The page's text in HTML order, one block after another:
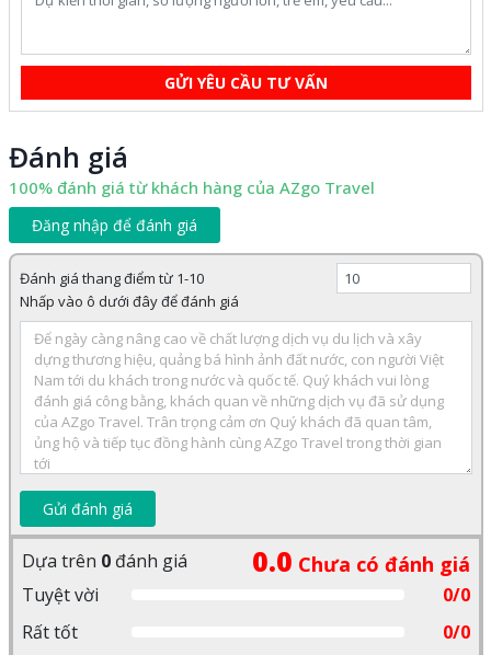
GỬI YÊU CẦU TƯ VẤN
Đánh giá
100% đánh giá từ khách hàng của AZgo Travel
Đăng nhập để đánh giá
Đánh giá thang điểm từ 1-10
Nhấp vào ô dưới đây để đánh giá
Gửi đánh giá
Dựa trên 0đánh giá 0.0 Chưa có đánh giá
Tuyệt vời
0/0
Rất tốt
0/0